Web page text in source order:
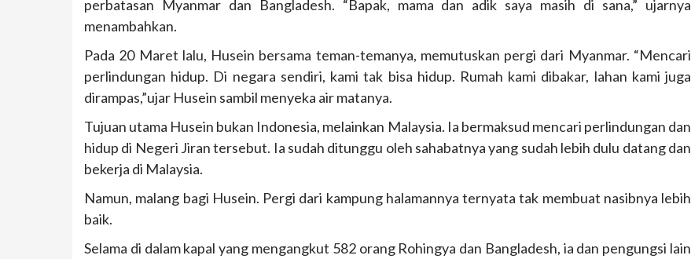
perbatasan Myanmar dan Bangladesh. “Bapak, mama dan adik saya masih di sana,” ujarnya
menambahkan.
Pada 20 Maret lalu, Husein bersama teman-temanya, memutuskan pergi dari Myanmar. “Mencari
perlindungan hidup. Di negara sendiri, kami tak bisa hidup. Rumah kami dibakar, lahan kami juga
dirampas,”ujar Husein sambil menyeka air matanya.
Tujuan utama Husein bukan Indonesia, melainkan Malaysia. Ia bermaksud mencari perlindungan dan
hidup di Negeri Jiran tersebut. Ia sudah ditunggu oleh sahabatnya yang sudah lebih dulu datang dan
bekerja di Malaysia.
Namun, malang bagi Husein. Pergi dari kampung halamannya ternyata tak membuat nasibnya lebih
baik.
Selama di dalam kapal yang mengangkut 582 orang Rohingya dan Bangladesh, ia dan pengungsi lain